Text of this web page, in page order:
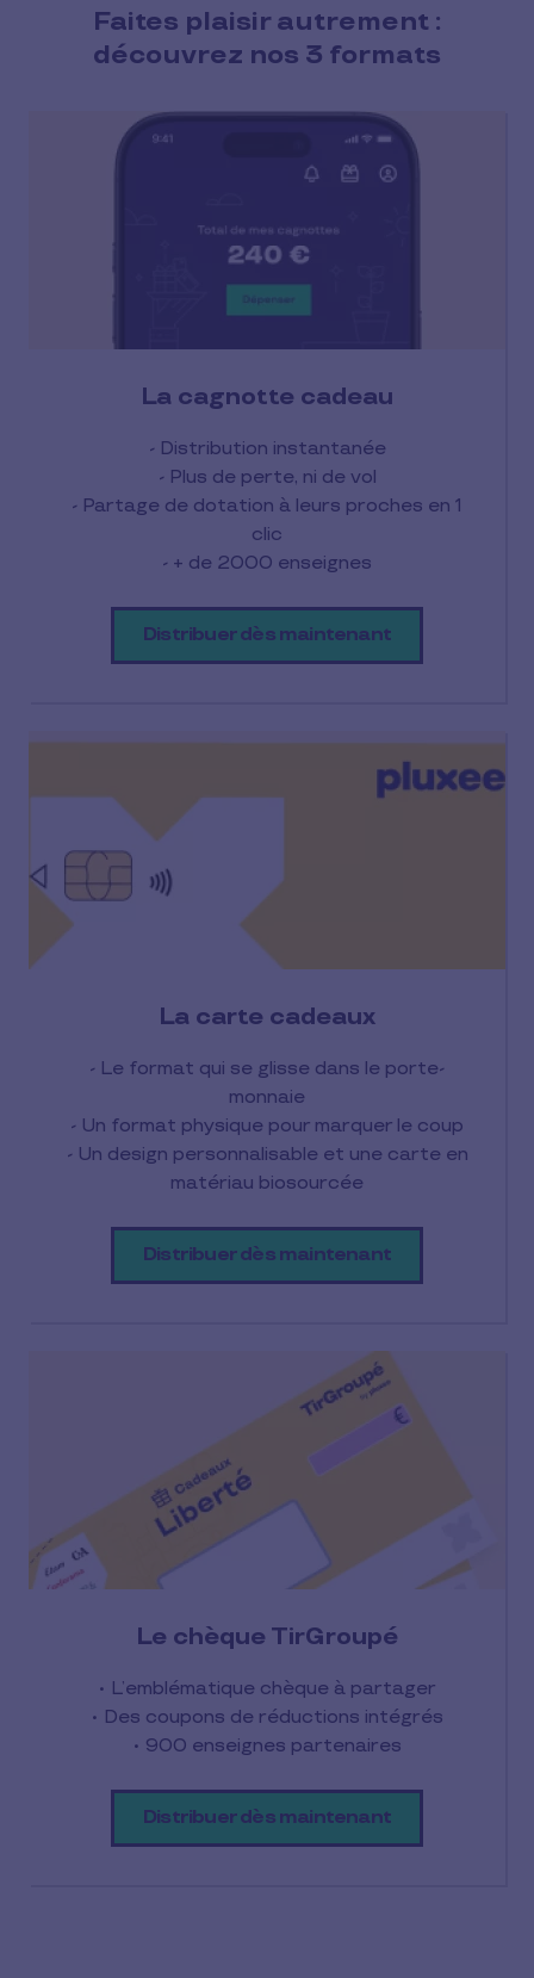
Faites plaisir autrement :
découvrez nos 3 formats
La cagnotte cadeau
- Distribution instantanée
- Plus de perte, ni de vol
- Partage de dotation à leurs proches en 1
clic
- + de 2000 enseignes
Distribuer dès maintenant
La carte cadeaux
- Le format qui se glisse dans le porte-
monnaie
- Un format physique pour marquer le coup
- Un design personnalisable et une carte en
matériau biosourcée
Distribuer dès maintenant
Le chèque TirGroupé
• L’emblématique chèque à partager
• Des coupons de réductions intégrés
• 900 enseignes partenaires
Distribuer dès maintenant